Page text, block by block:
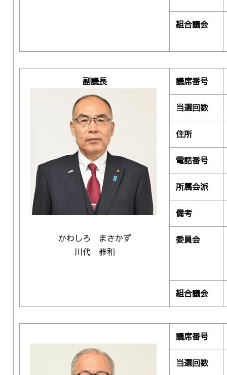
組合議会
副議長
かわしろ まさかず
川代 雅和
議席番号
当選回数
住所
電話番号
所属会派
備考
委員会
組合議会
議席番号
当選回数